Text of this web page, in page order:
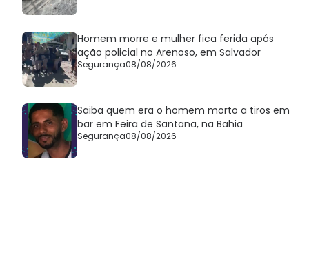
Homem morre e mulher fica ferida após
ação policial no Arenoso, em Salvador
Segurança08/08/2026
Saiba quem era o homem morto a tiros em
bar em Feira de Santana, na Bahia
Segurança08/08/2026